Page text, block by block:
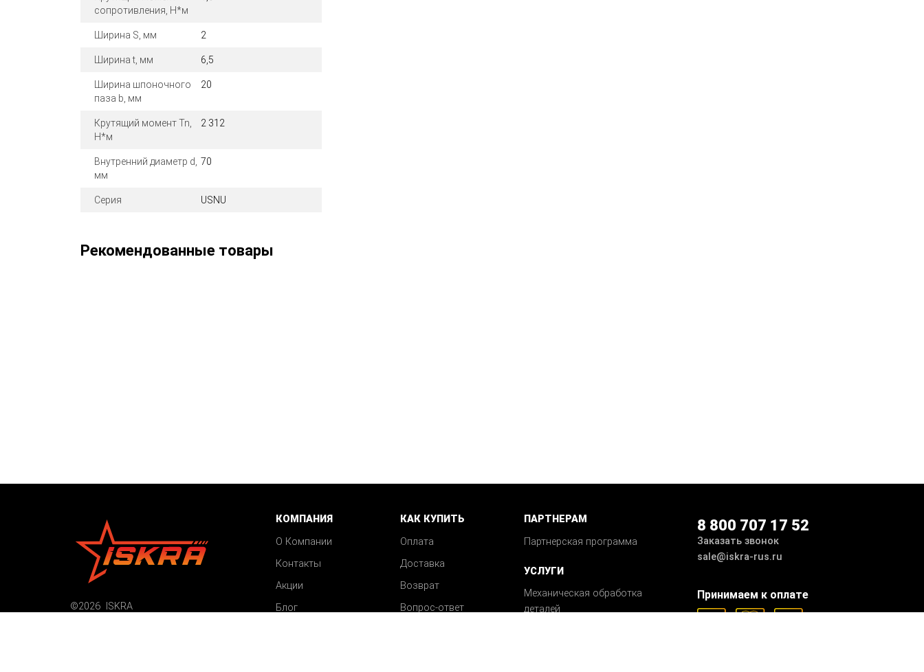
сопротивления, Н*м
Ширина S, мм 2
Ширина t, мм 6,5
Ширина шпоночного
паза b, мм
20
Крутящий момент Tn,
Н*м
2 312
Внутренний диаметр d,
мм
70
Серия USNU
Рекомендованные товары
©2026 ISKRA
КОМПАНИЯ
О Компании
Контакты
Акции
Блог
КАК КУПИТЬ
Оплата
Доставка
Возврат
Вопрос-ответ
ПАРТНЕРАМ
Партнерская программа
УСЛУГИ
Механическая обработка
деталей
8 800 707 17 52
Заказать звонок
sale@iskra-rus.ru
Принимаем к оплате